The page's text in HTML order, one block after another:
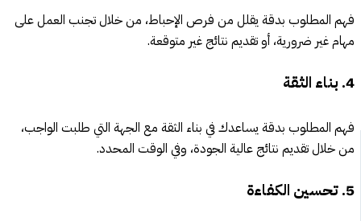
فهم المطلوب بدقة يقلل من فرص الإحباط، من خلال تجنب العمل على
مهام غير ضرورية، أو تقديم نتائج غير متوقعة.
4. بناء الثقة
فهم المطلوب بدقة يساعدك في بناء الثقة مع الجهة التي طلبت الواجب،
من خلال تقديم نتائج عالية الجودة، وفي الوقت المحدد.
5. تحسين الكفاءة